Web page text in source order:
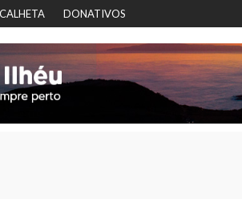
DONATIVOS